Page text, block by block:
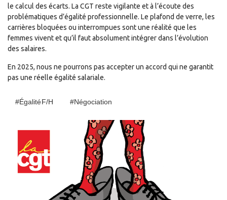
le calcul des écarts. La CGT reste vigilante et à l’écoute des
problématiques d’égalité professionnelle. Le plafond de verre, les
carrières bloquées ou interrompues sont une réalité que les
femmes vivent et qu’il faut absolument intégrer dans l’évolution
des salaires.
En 2025, nous ne pourrons pas accepter un accord qui ne garantit
pas une réelle égalité salariale.
#égalité F/H #Négociation